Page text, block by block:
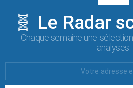
🧬 Le Radar
Chaque semaine une
analyses.
: